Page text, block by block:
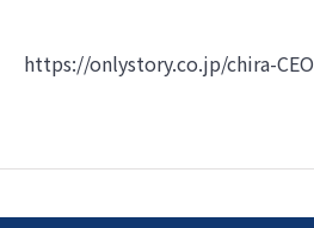
https://onlystory.co.jp/chira-CEO